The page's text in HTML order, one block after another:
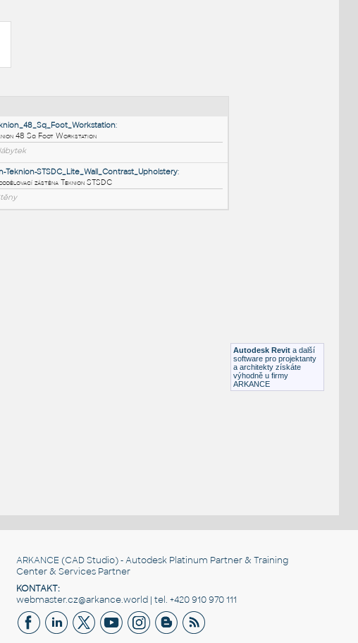
Autodesk Revit a další
software pro projektanty
a architekty získáte
výhodně u firmy
ARKANCE
ARKANCE (CAD Studio) - Autodesk Platinum Partner & Training
Center & Services Partner
KONTAKT:
webmaster.cz@arkance.world | tel. +420 910 970 111